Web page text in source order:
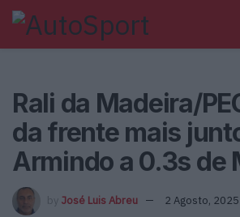
Rali da Madeira/
da frente mais
Armindo a 0.3s de
by José Luis Abreu 2 Agosto, 2025